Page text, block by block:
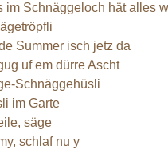
im Schnäggeloch hät alles
Summer isch jetz da
uf em dürre Ascht
Schnäggehüsli
im Garte
säge
schlaf nu y